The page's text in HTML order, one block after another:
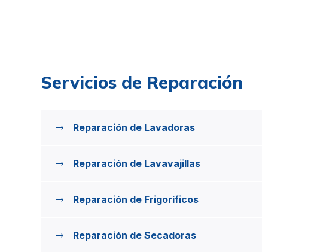
Servicios de Reparación
Reparación de Lavadoras
Reparación de Lavavajillas
Reparación de Frigoríficos
Reparación de Secadoras